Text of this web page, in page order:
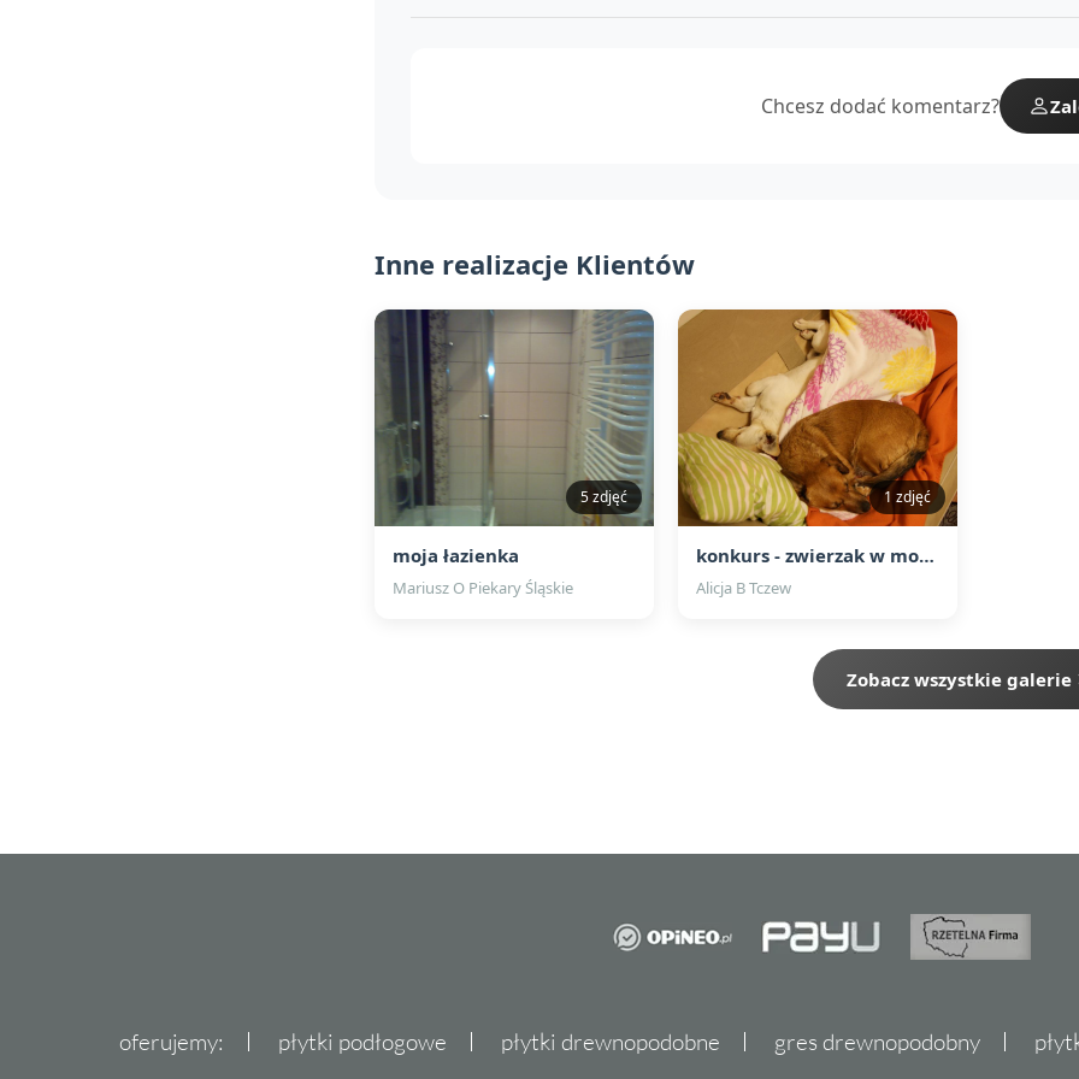
Chcesz dodać komentarz?
Inne realizacje Klientów
5 zdjęć
moja łazienka
Mariusz O Piekary Śląskie
1 zdjęć
konkurs - zwierzak w moim domu
Alicja B Tczew
Zobacz wszystkie galerie
oferujemy: płytki podłogowe płytki drewnopodobne gres drewnopodobny